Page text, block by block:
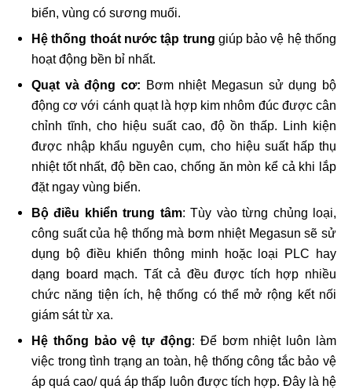
biển, vùng có sương muối.
Hệ thống thoát nước tập trung giúp bảo vệ hệ thống
hoạt động bền bỉ nhất.
Quạt và động cơ: Bơm nhiệt Megasun sử dụng bộ
động cơ với cánh quạt là hợp kim nhôm đúc được cân
chỉnh tĩnh, cho hiệu suất cao, độ ồn thấp. Linh kiện
được nhập khẩu nguyên cụm, cho hiệu suất hấp thụ
nhiệt tốt nhất, độ bền cao, chống ăn mòn kể cả khi lắp
đặt ngay vùng biển.
Bộ điều khiển trung tâm: Tùy vào từng chủng loại,
công suất của hệ thống mà bơm nhiệt Megasun sẽ sử
dụng bộ điều khiển thông minh hoặc loại PLC hay
dạng board mạch. Tất cả đều được tích hợp nhiều
chức năng tiện ích, hệ thống có thể mở rộng kết nối
giám sát từ xa.
Hệ thống bảo vệ tự động: Để bơm nhiệt luôn làm
việc trong tình trạng an toàn, hệ thống công tắc bảo vệ
áp quá cao/ quá áp thấp luôn được tích hợp. Đây là hệ